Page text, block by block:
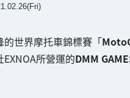
的世界摩托車錦標賽「
所營運的DMM